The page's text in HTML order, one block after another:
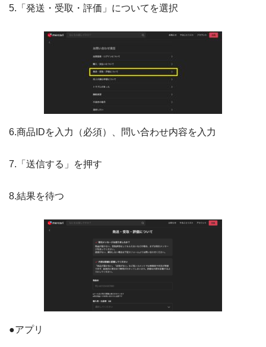
5.「発送・受取・評価」についてを選択
6.商品IDを入力（必須）、問い合わせ内容を入力
7.「送信する」を押す
8.結果を待つ
●アプリ